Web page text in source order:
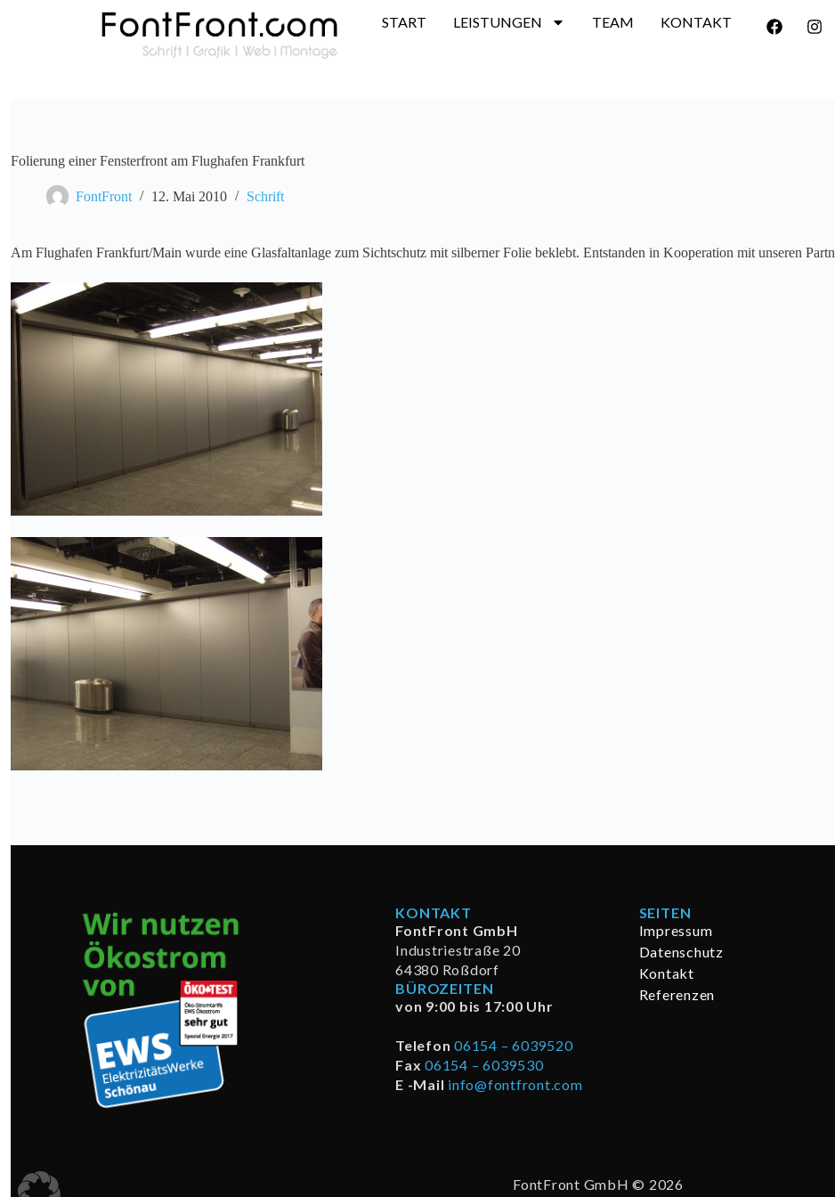
START LEISTUNGEN TEAM KONTAKT
Folierung einer Fensterfront am Flughafen Frankfurt
FontFront 12. Mai 2010 Schrift
Am Flughafen Frankfurt/Main wurde eine Glasfaltanlage zum Sichtschutz mit silberner Folie beklebt. Entstanden in Kooperation mit unseren
KONTAKT
FontFront GmbH
Industriestraße 20
64380 Roßdorf
BÜROZEITEN
von 9:00 bis 17:00 Uhr
Telefon 06154 – 6039520
Fax 06154 – 6039530
E -Mail info@fontfront.com
SEITEN
Impressum
Datenschutz
Kontakt
Referenzen
FontFront GmbH © 2026